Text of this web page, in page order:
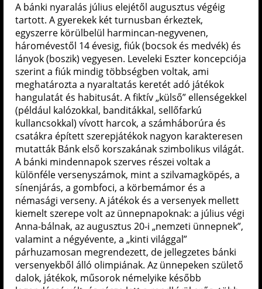
A bánki nyaralás július elejétől augusztus végéig
tartott. A gyerekek két turnusban érkeztek,
egyszerre körülbelül harmincan-negyvenen,
háromévestől 14 évesig, fiúk (bocsok és medvék) és
lányok (boszik) vegyesen. Leveleki Eszter koncepciója
szerint a fiúk mindig többségben voltak, ami
meghatározta a nyaraltatás keretét adó játékok
hangulatát és habitusát. A fiktív „külső” ellenségekkel
(például kalózokkal, banditákkal, sellőfarkú
kullancsokkal) vívott harcok, a számháborúra és
csatákra épített szerepjátékok nagyon karakteresen
mutatták Bánk első korszakának szimbolikus világát.
A bánki mindennapok szerves részei voltak a
különféle versenyszámok, mint a szilvamagköpés, a
sínenjárás, a gombfoci, a körbemámor és a
némasági verseny. A játékok és a versenyek mellett
kiemelt szerepe volt az ünnepnapoknak: a július végi
Anna-bálnak, az augusztus 20-i „nemzeti ünnepnek”,
valamint a négyévente, a „kinti világgal”
párhuzamosan megrendezett, de jellegzetes bánki
versenyekből álló olimpiának. Az ünnepeken születő
dalok, játékok, műsorok némelyike később